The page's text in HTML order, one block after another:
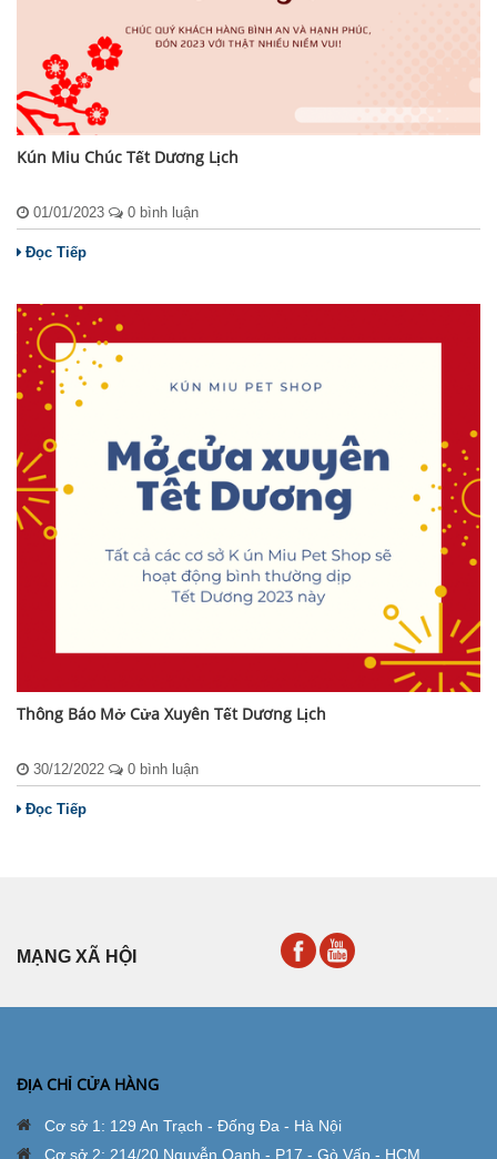
Kún Miu Chúc Tết Dương Lịch
01/01/2023 0 bình luận
Đọc Tiếp
Thông Báo Mở Cửa Xuyên Tết Dương Lịch
30/12/2022 0 bình luận
Đọc Tiếp
MẠNG XÃ HỘI
ĐỊA CHỈ CỬA HÀNG
Cơ sở 1: 129 An Trạch - Đống Đa - Hà Nội
Cơ sở 2: 214/20 Nguyễn Oanh - P17 - Gò Vấp - HCM